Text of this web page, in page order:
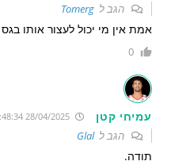
הגב לTomerg
אמת אין מי יכול לעצור אותו
0
עמיחי קטן
הגב לGlal
תודה.